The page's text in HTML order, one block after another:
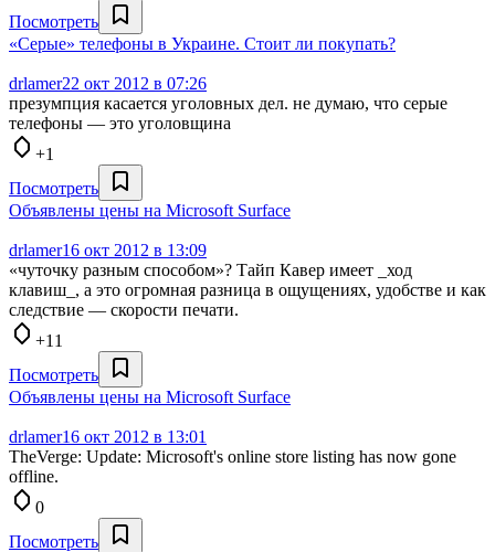
Посмотреть
«Серые» телефоны в Украине. Стоит ли покупать?
drlamer22 окт 2012 в 07:26
презумпция касается уголовных дел. не думаю, что серые
телефоны — это уголовщина
+1
Посмотреть
Объявлены цены на Microsoft Surface
drlamer16 окт 2012 в 13:09
«чуточку разным способом»? Тайп Кавер имеет _ход
клавиш_, а это огромная разница в ощущениях, удобстве и как
следствие — скорости печати.
+11
Посмотреть
Объявлены цены на Microsoft Surface
drlamer16 окт 2012 в 13:01
TheVerge: Update: Microsoft's online store listing has now gone
offline.
0
Посмотреть